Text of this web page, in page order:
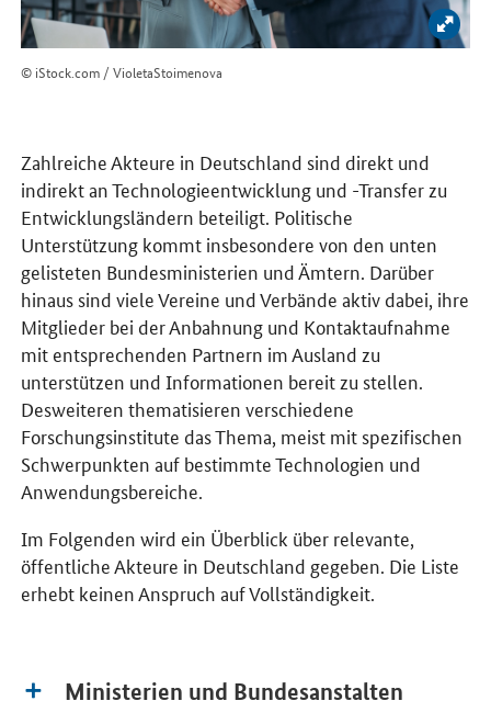
Bild
© iStock.com / VioletaStoimenova
Zahlreiche Akteure in Deutschland sind direkt und
indirekt an Technologieentwicklung und -Transfer zu
Entwicklungsländern beteiligt. Politische
Unterstützung kommt insbesondere von den unten
gelisteten Bundesministerien und Ämtern. Darüber
hinaus sind viele Vereine und Verbände aktiv dabei, ihre
Mitglieder bei der Anbahnung und Kontaktaufnahme
mit entsprechenden Partnern im Ausland zu
unterstützen und Informationen bereit zu stellen.
Desweiteren thematisieren verschiedene
Forschungsinstitute das Thema, meist mit spezifischen
Schwerpunkten auf bestimmte Technologien und
Anwendungsbereiche.
Im Folgenden wird ein Überblick über relevante,
öffentliche Akteure in Deutschland gegeben. Die Liste
erhebt keinen Anspruch auf Vollständigkeit.
Ministerien und Bundesanstalten